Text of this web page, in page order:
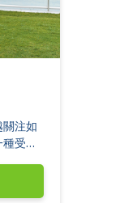
注如
受到